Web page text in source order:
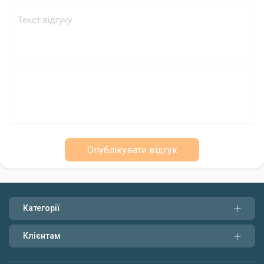
Його міцність, зручність та висока якість зроблять процес
Опублікувати відгук
Категорії
Клієнтам